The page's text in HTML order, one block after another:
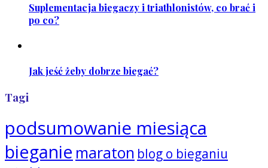
Suplementacja biegaczy i triathlonistów, co brać i
po co?
Jak jeść żeby dobrze biegać?
Tagi
podsumowanie miesiąca
bieganie maraton blog o bieganiu